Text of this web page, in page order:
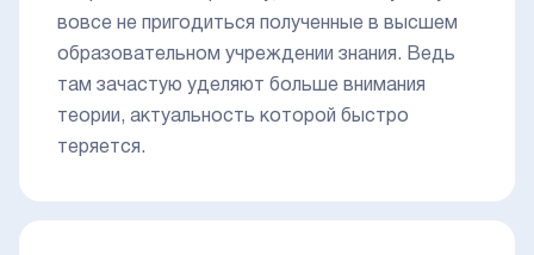
вовсе не пригодиться полученные в высшем
образовательном учреждении знания. Ведь
там зачастую уделяют больше внимания
теории, актуальность которой быстро
теряется.